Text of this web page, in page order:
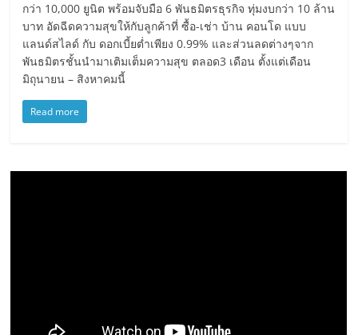
กว่า 10,000 ยูนิต พร้อมจับมือ 6 พันธมิตรธุรกิจ ทุ่มงบกว่า 10 ล้าน
บาท อัดฉีดความสุขให้กับลูกค้าที่ ซื้อ-เช่า บ้าน คอนโด แบบ
แลนด์สไลด์ กับ ดอกเบี้ยต่ำเพียง 0.99% และส่วนลดต่างๆจาก
พันธมิตรชั้นนำมาเติมเต็มความสุข ตลอด3 เดือน ตั้งแต่เดือน
มิถุนายน – สิงหาคมนี้
Read more